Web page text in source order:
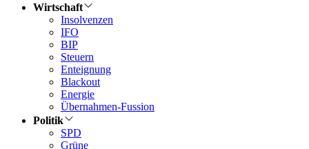
Wirtschaft
Insolvenzen
IFO
BIP
Steuern
Enteignung
Blackout
Energie
Übernahmen-Fussion
Politik
SPD
Grüne